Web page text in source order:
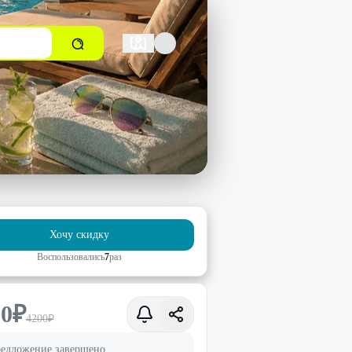
Хочу скидку
Воспользовались7раз
₽4200₽
завершено